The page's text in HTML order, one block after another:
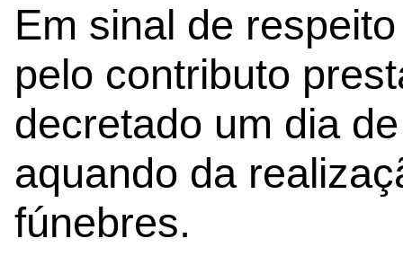
Em sinal de
pelo contributo
decretado um dia
aquando da
fúnebres.